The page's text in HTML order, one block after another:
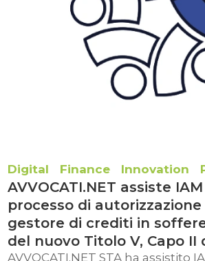
Digital Finance Innovation
AVVOCATI.NET assiste
processo di
gestore di crediti in
del nuovo Titolo V, Capo II
AVVOCATI.NET STA ha assistito